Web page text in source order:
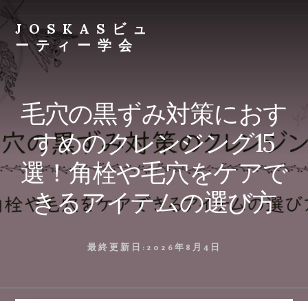
content
JOSKASビュ
ーティー学会
毛穴の黒ずみ対策におす
すめのクレンジング15
選！角栓や毛穴をケアで
きるアイテムの選び方
最終更新日: 2026年8月4日